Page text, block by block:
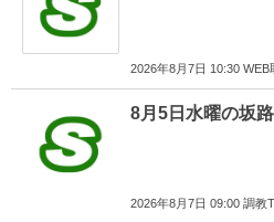
2026年8月7日 10:30 WEB
8月5日水曜の坂
2026年8月7日 09:00 調教